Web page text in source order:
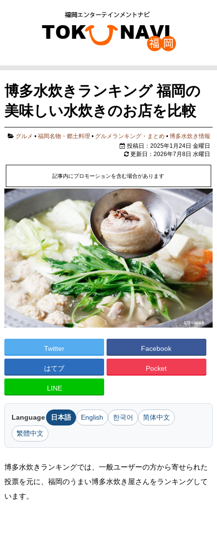
博多水炊きランキング 福岡の
美味しい水炊きのお店を比較
グルメ •福岡名物・郷土料理 • グルメランキング・まとめ •博多水炊き情報
投稿日：2025年1月24日 金曜日
更新日：2026年7月8日 水曜日
記事内にプロモーションを含む場合があります
Twitter Facebook
はてブ Pocket
LINE
Language 日本語 English 한국어 简体中文
繁體中文
博多水炊きランキングでは、一般ユーザーの方から寄せられた
投票を元に、福岡のうまい博多水炊き屋さんをランキングして
います。